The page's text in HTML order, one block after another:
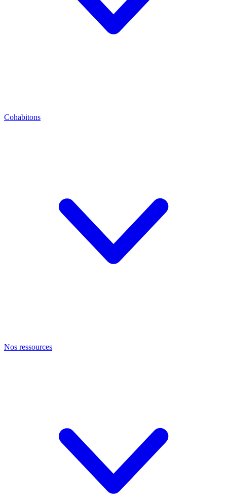
Cohabitons
Nos ressources